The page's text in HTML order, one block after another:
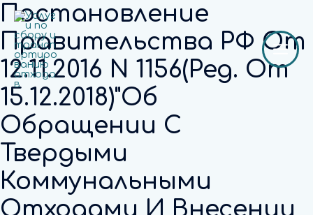
Перейти
к
содержимому
Постановление
Правительства РФ От
12.11.2016 N 1156(ред. От
15.12.2018)"Об
Обращении С
Твердыми
Коммунальными
Отходами И Внесении